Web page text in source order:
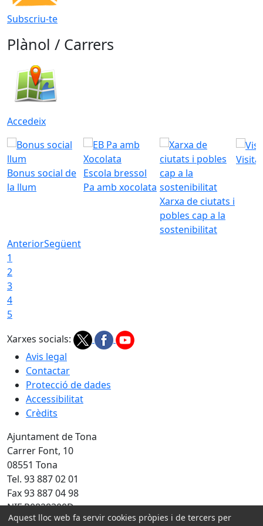
Subscriu-te
Plànol / Carrers
Accedeix
Bonus social de
la llum
Escola bressol
Pa amb xocolata
Xarxa de ciutats i
pobles cap a la
sostenibilitat
Visita
AnteriorSegüent
1
2
3
4
5
Xarxes socials:
Avis legal
Contactar
Protecció de dades
Accessibilitat
Crèdits
Ajuntament de Tona
Carrer Font, 10
08551 Tona
Tel. 93 887 02 01
Fax 93 887 04 98
NIF P0828300D
Aquest lloc web fa servir cookies pròpies i de tercers per